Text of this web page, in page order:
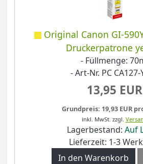
Original Canon GI-
Druckerpatrone
- Füllmenge:
- Art-Nr. PC CA127-
13,95 EUR
Grundpreis: 19,93 EUR
inkl. MwSt. zzgl.
Lagerbestand: Auf
Lieferzeit: 1-3
In den Warenkorb